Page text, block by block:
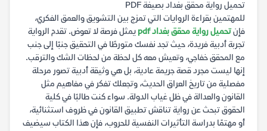
تحميل رواية محقق بغداد بصيغة PDF
للمهتمين بقراءة الروايات التي تمزج بين التشويق والعمق الفكري،
فإنتحميل رواية محقق بغداد pdf
يمثل فرصة لا تعوض. تقدم الرواية
تجربة أدبية فريدة، حيث تجد نفسك متورطًا في التحقيق جنبًا إلى جنب
مع المحقق خفاجي، وتعيش معه كل لحظة من لحظات الشك والترقب.
إنها ليست مجرد قصة جريمة عادية، بل هي وثيقة أدبية تصور مرحلة
مفصلية من تاريخ العراق الحديث، وتجعلك تفكر في مفاهيم مثل
القانون والعدالة في ظل غياب الدولة. سواء كنت طالبًا في كلية
الحقوق تبحث عن رواية تناقش تطبيق القانون في ظروف استثنائية،
أو مهتمًا بدراسة التأثيرات النفسية للحروب، فإن هذا الكتاب سيضيف